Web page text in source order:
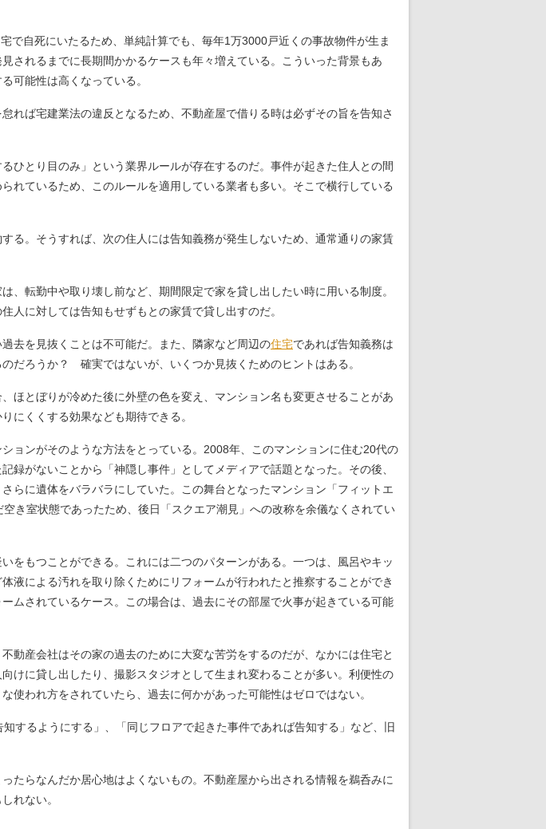
自死にいたるため、単純計算でも、毎年1万3000戸近くの事故物件が生ま
されるまでに長期間かかるケースも年々増えている。こういった背景もあ
可能性は高くなっている。
ば宅建業法の違反となるため、不動産屋で借りる時は必ずその旨を告知さ
とり目のみ」という業界ルールが存在するのだ。事件が起きた住人との間
れているため、このルールを適用している業者も多い。そこで横行している
。そうすれば、次の住人には告知義務が発生しないため、通常通りの家賃
転勤中や取り壊し前など、期間限定で家を貸し出したい時に用いる制度。
人に対しては告知もせずもとの家賃で貸し出すのだ。
去を見抜くことは不可能だ。また、隣家など周辺の住宅であれば告知義務は
だろうか？ 確実ではないが、いくつか見抜くためのヒントはある。
とぼりが冷めた後に外壁の色を変え、マンション名も変更させることがあ
にくくする効果なども期待できる。
ョンがそのような方法をとっている。2008年、このマンションに住む20代の
がないことから「神隠し事件」としてメディアで話題となった。その後、
さらに遺体をバラバラにしていた。この舞台となったマンション「フィットエ
き室状態であったため、後日「スクエア潮見」への改称を余儀なくされてい
もつことができる。これには二つのパターンがある。一つは、風呂やキッ
液による汚れを取り除くためにリフォームが行われたと推察することができ
ムされているケース。この場合は、過去にその部屋で火事が起きている可能
産会社はその家の過去のために大変な苦労をするのだが、なかには住宅と
けに貸し出したり、撮影スタジオとして生まれ変わることが多い。利便性の
われ方をされていたら、過去に何かがあった可能性はゼロではない。
するようにする」、「同じフロアで起きた事件であれば告知する」など、旧
らなんだか居心地はよくないもの。不動産屋から出される情報を鵜呑みに
れない。